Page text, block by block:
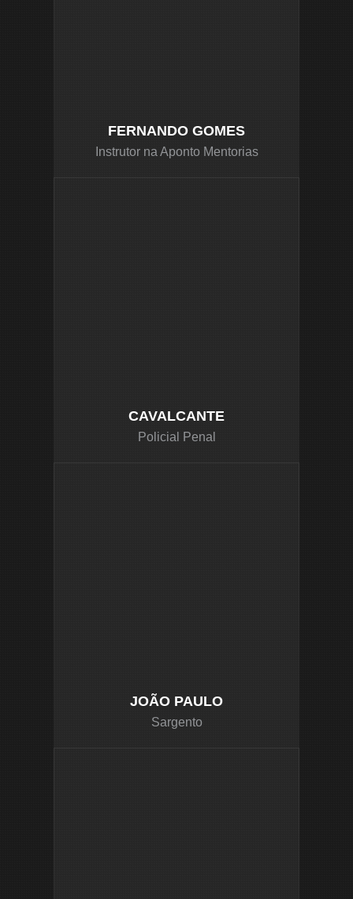
FERNANDO GOMES
Instrutor na Aponto Mentorias
CAVALCANTE
Policial Penal
JOÃO PAULO
Sargento